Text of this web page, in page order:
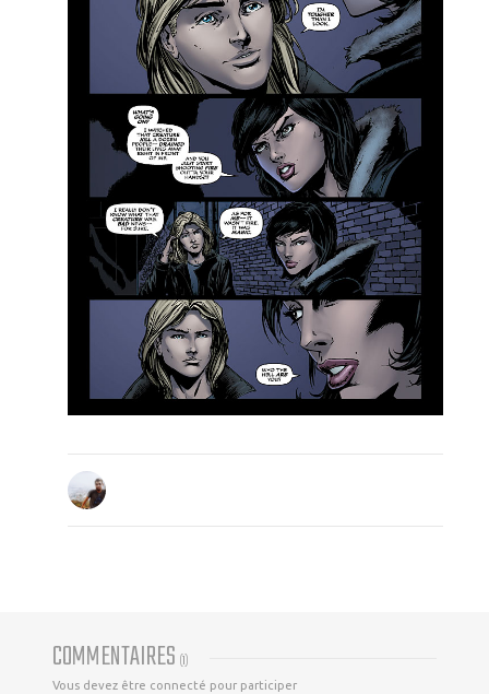
COMMENTAIRES (1)
Vous devez être connecté pour participer